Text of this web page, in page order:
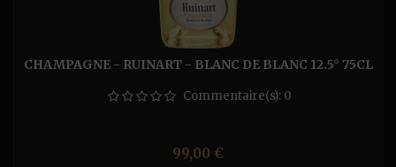
CHAMPAGNE - RUINART - BLANC DE BLANC 12.5° 75CL
Commentaire(s): 0
Prix
99,00 €